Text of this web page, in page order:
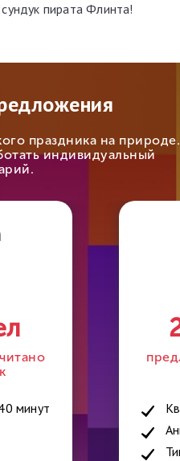
пирата Флинта!
праздника на природе.
индивидуальный
минут